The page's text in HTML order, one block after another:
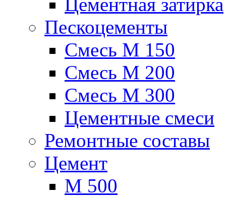
Цементная затирка
Пескоцементы
Смесь М 150
Смесь М 200
Смесь М 300
Цементные смеси
Ремонтные составы
Цемент
М 500